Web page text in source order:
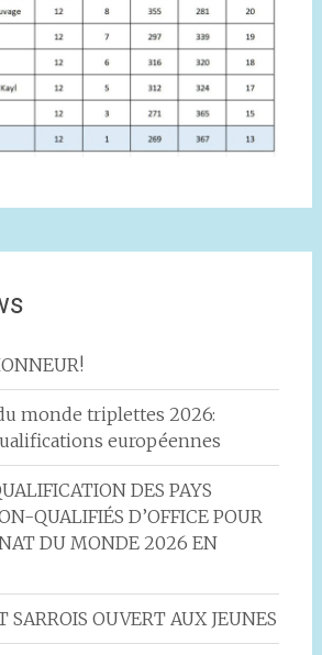
monde triplettes 2026:
européennes
DES PAYS
QUALIFIÉS D’OFFICE POUR
DU MONDE 2026 EN
OUVERT AUX JEUNES